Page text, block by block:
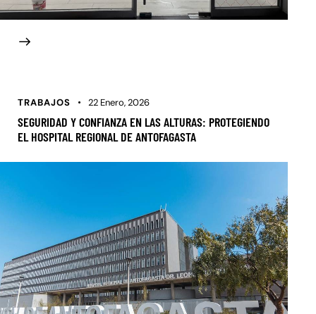
TRABAJOS 22 Enero, 2026
SEGURIDAD Y CONFIANZA EN LAS ALTURAS: PROTEGIENDO
EL HOSPITAL REGIONAL DE ANTOFAGASTA